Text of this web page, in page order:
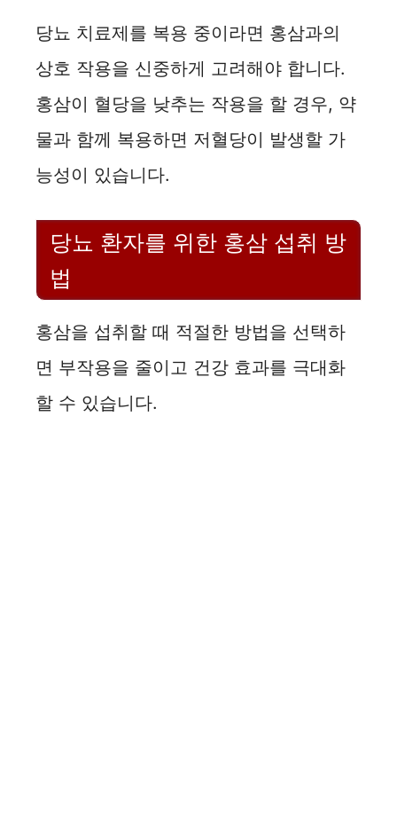
당뇨 치료제를 복용 중이라면 홍삼과의
상호 작용을 신중하게 고려해야 합니다.
홍삼이 혈당을 낮추는 작용을 할 경우, 약
물과 함께 복용하면 저혈당이 발생할 가
능성이 있습니다.
당뇨 환자를 위한 홍삼 섭취 방
법
홍삼을 섭취할 때 적절한 방법을 선택하
면 부작용을 줄이고 건강 효과를 극대화
할 수 있습니다.